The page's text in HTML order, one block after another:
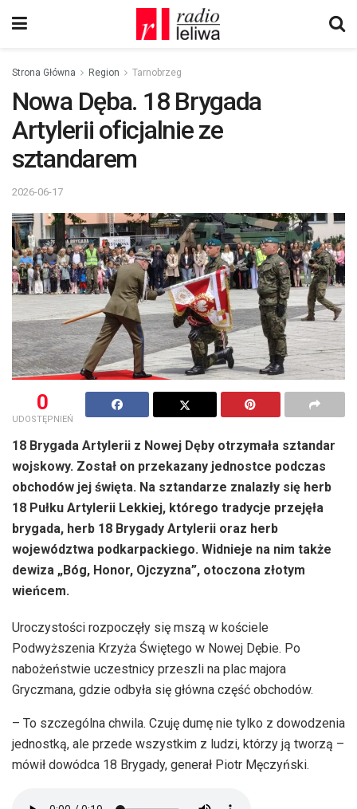
Strona Główna Region Tarnobrzeg
Nowa Dęba. 18 Brygada
Artylerii oficjalnie ze
sztandarem
2026-06-17
0
UDOSTĘPNIEŃ
18 Brygada Artylerii z Nowej Dęby otrzymała sztandar
wojskowy. Został on przekazany jednostce podczas
obchodów jej święta. Na sztandarze znalazły się herb
18 Pułku Artylerii Lekkiej, którego tradycje przejęła
brygada, herb 18 Brygady Artylerii oraz herb
województwa podkarpackiego. Widnieje na nim także
dewiza „Bóg, Honor, Ojczyzna”, otoczona złotym
wieńcem.
Uroczystości rozpoczęły się mszą w kościele
Podwyższenia Krzyża Świętego w Nowej Dębie. Po
nabożeństwie uczestnicy przeszli na plac majora
Gryczmana, gdzie odbyła się główna część obchodów.
– To szczególna chwila. Czuję dumę nie tylko z dowodzenia
jednostką, ale przede wszystkim z ludzi, którzy ją tworzą –
mówił dowódca 18 Brygady, generał Piotr Męczyński.